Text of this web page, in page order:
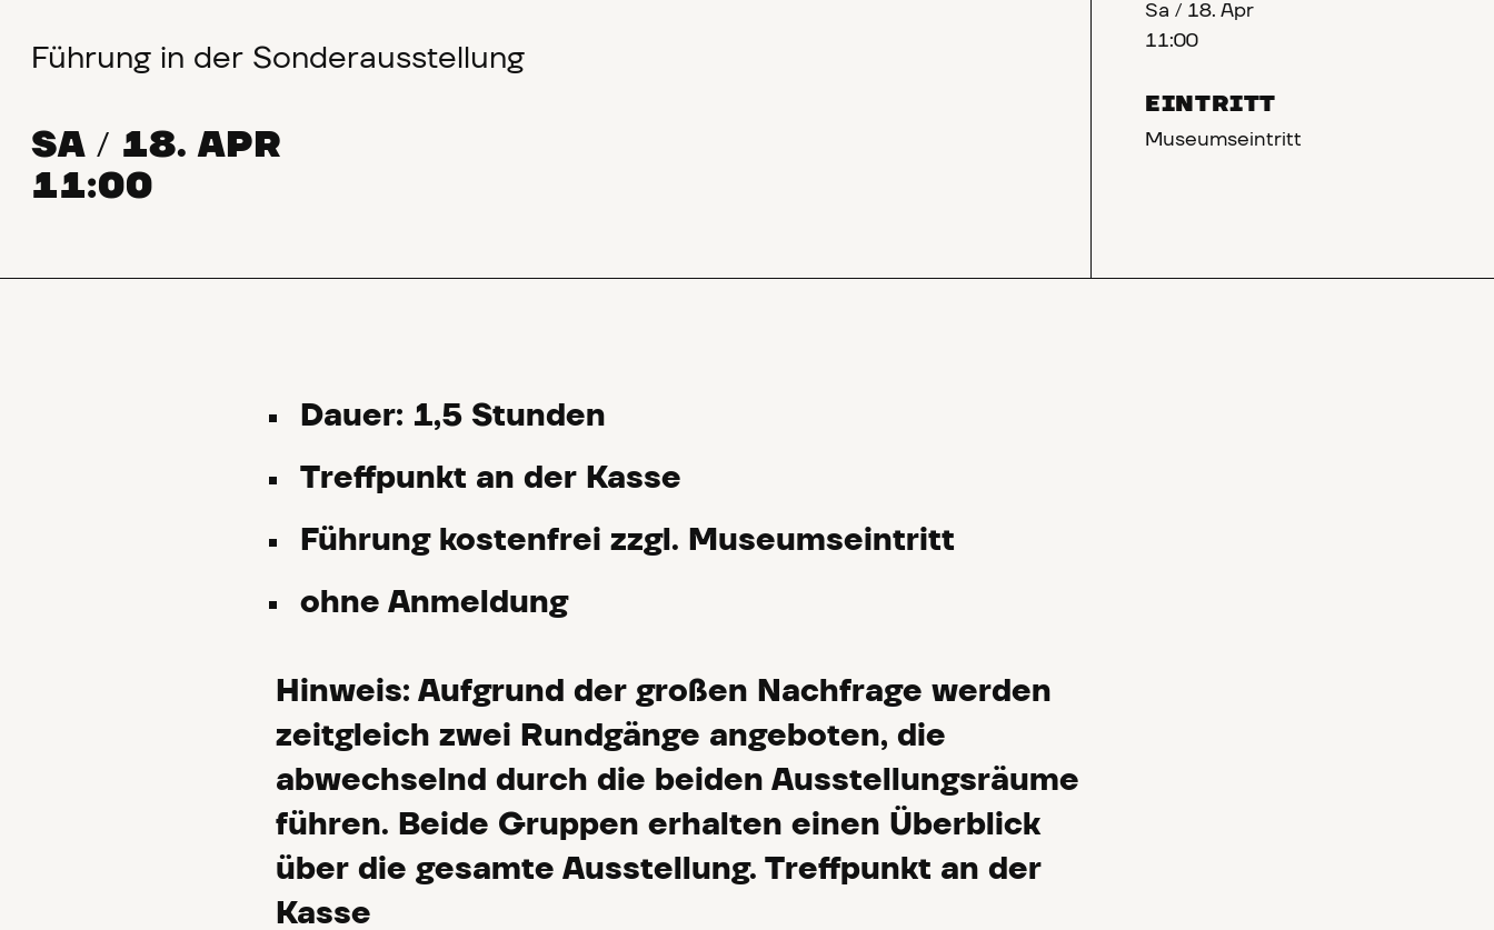
Führung in der Sonderausstellung
SA/ 18. APR
11:00
Sa / 18. Apr
11:00
EINTRITT
Museumseintritt
Dauer: 1,5 Stunden
Treffpunkt an der Kasse
Führung kostenfrei zzgl. Museumseintritt
ohne Anmeldung
Hinweis: Aufgrund der großen Nachfrage werden
zeitgleich zwei Rundgänge angeboten, die
abwechselnd durch die beiden Ausstellungsräume
führen. Beide Gruppen erhalten einen Überblick
über die gesamte Ausstellung. Treffpunkt an der
Kasse